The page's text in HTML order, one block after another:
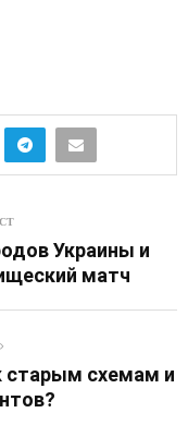
Украины и
матч
старым схемам и